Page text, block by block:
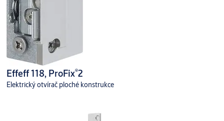
Effeff 118, ProFix®2
Elektrický otvírač ploché konstrukce